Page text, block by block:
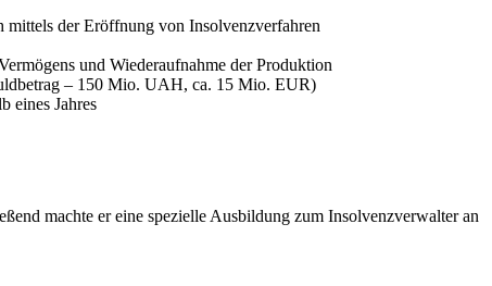
mittels der Eröffnung von Insolvenzverfahren
und Wiederaufnahme der Produktion
– 150 Mio. UAH, ca. 15 Mio. EUR)
eines Jahres
machte er eine spezielle Ausbildung zum Insolvenzverwalter an